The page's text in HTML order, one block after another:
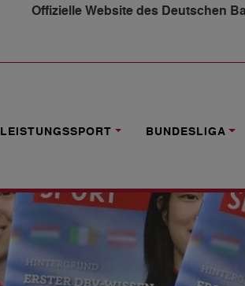
Offizielle Website des Deutschen
LEISTUNGSSPORT BUNDESLIGA